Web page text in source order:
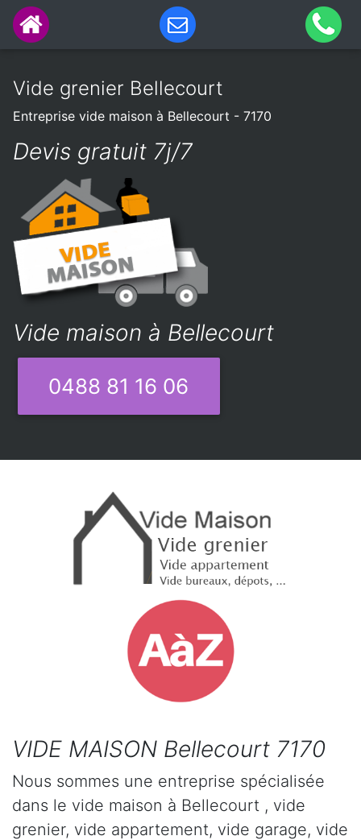
Vide grenier Bellecourt
Entreprise vide maison à Bellecourt - 7170
Devis gratuit 7j/7
Vide maison à Bellecourt
0488 81 16 06
VIDE MAISON Bellecourt 7170
Nous sommes une entreprise spécialisée
dans le vide maison à Bellecourt , vide
grenier, vide appartement, vide garage, vide